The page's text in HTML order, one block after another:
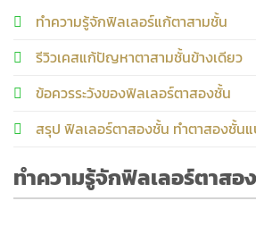
ทำความรู้จักฟิลเลอร์แก้ตาสามชั้น
รีวิวเคสแก้ปัญหาตาสามชั้นข้างเดียว
ข้อควรระวังของฟิลเลอร์ตาสองชั้น
สรุป ฟิลเลอร์ตาสองชั้น ทำตาสองชั้น
ทำความรู้จักฟิลเลอร์ตาสอ